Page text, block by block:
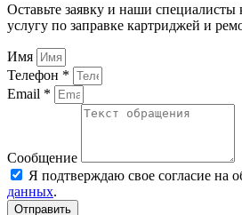
Оставьте заявку и наши специалисты
услугу по заправке картриджей и
Имя
Телефон *
Email *
Сообщение
Я подтверждаю свое согласие на
данных.
Отправить